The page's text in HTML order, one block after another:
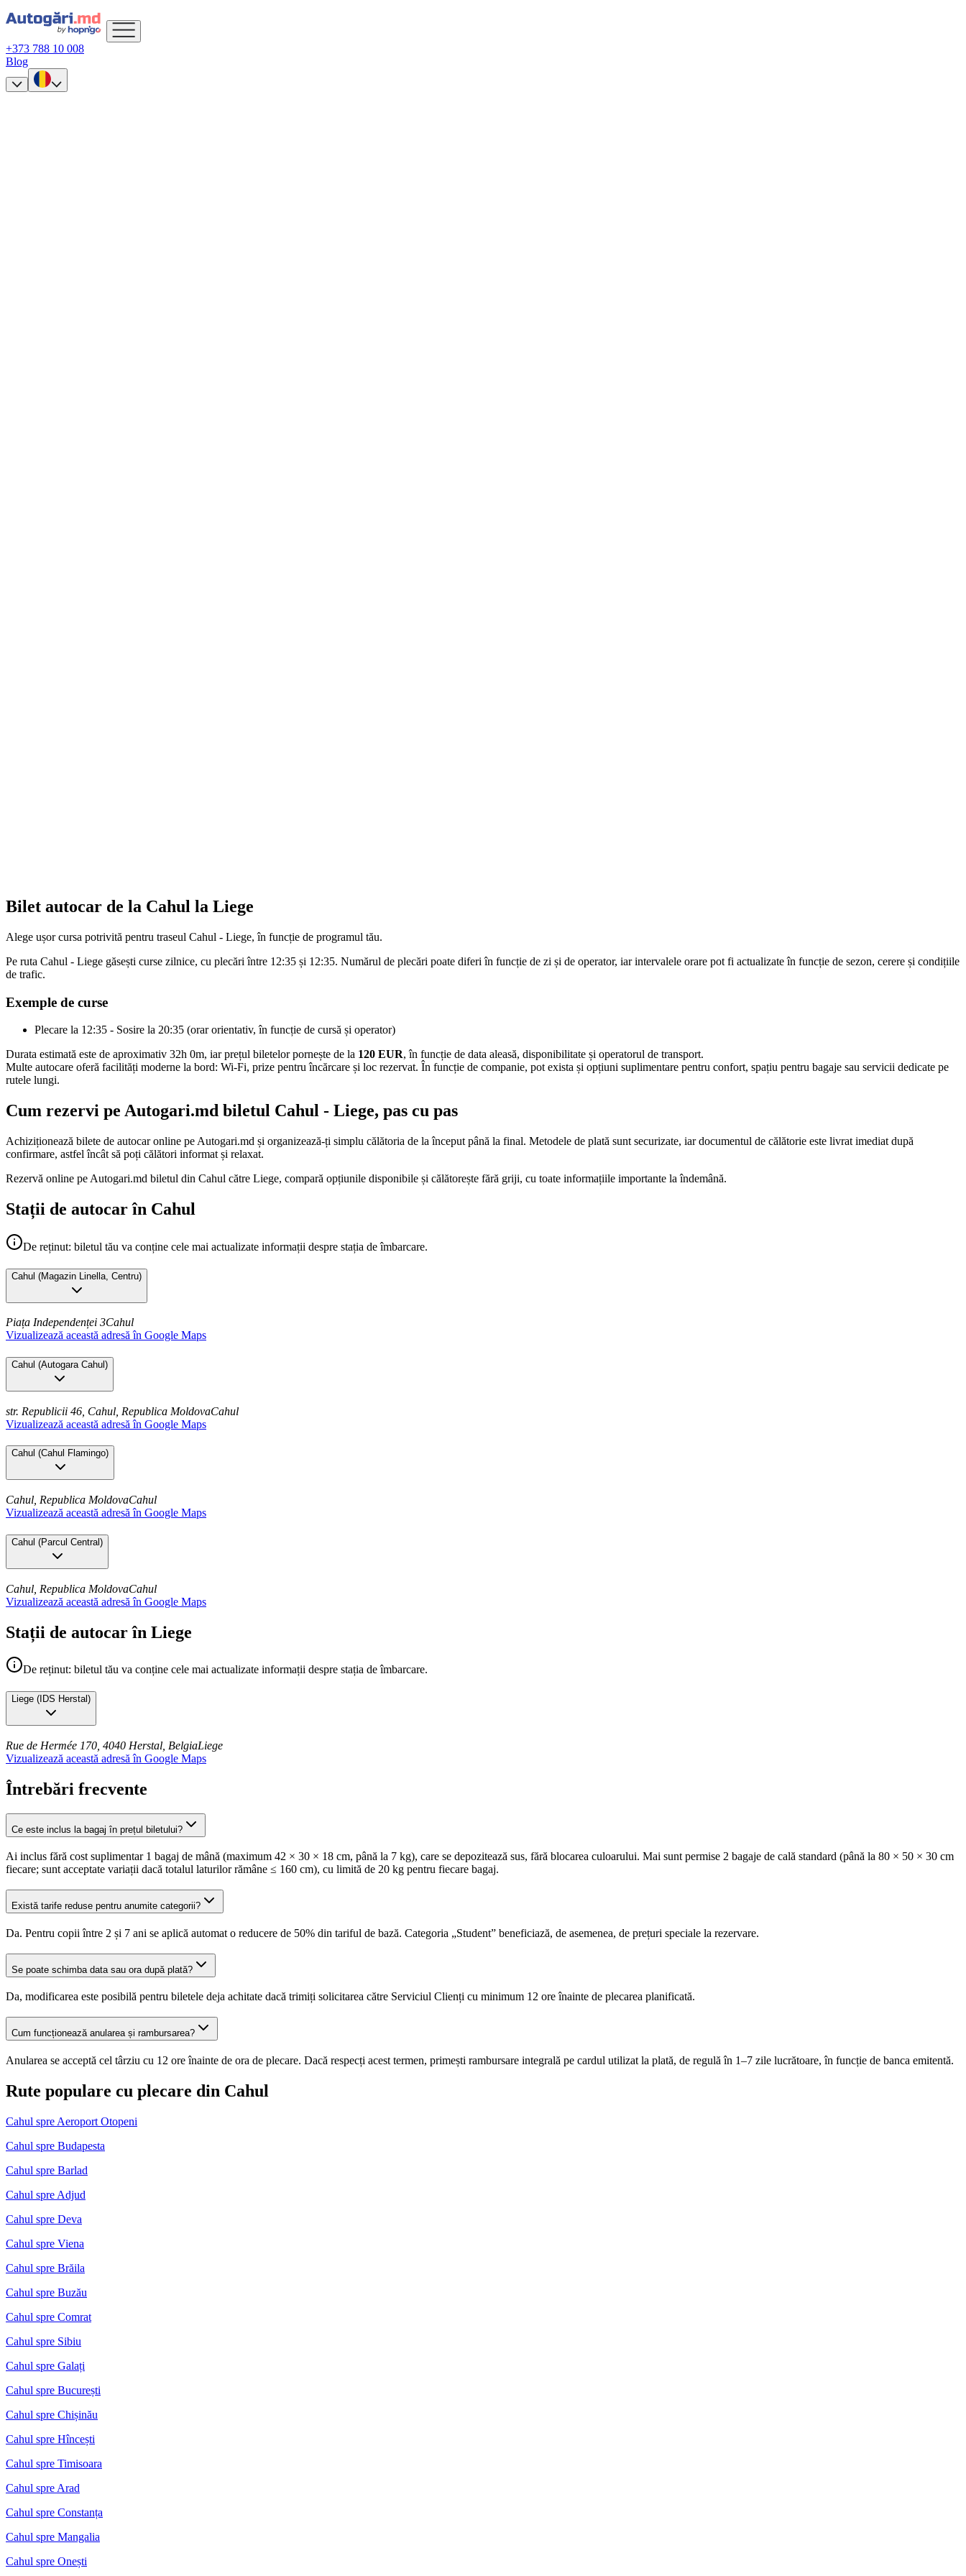
+373 788 10 008
Blog
Bilet autocar de la Cahul la Liege
Alege ușor cursa potrivită pentru traseul Cahul - Liege, în funcție de programul tău.
Pe ruta Cahul - Liege găsești curse zilnice, cu plecări între 12:35 și 12:35. Numărul de plecări poate diferi în funcție de zi și de operator, iar intervalele orare pot fi actualizate în funcție de sezon, cerere și condițiile
de trafic.
Exemple de curse
Plecare la 12:35 - Sosire la 20:35 (orar orientativ, în funcție de cursă și operator)
Durata estimată este de aproximativ 32h 0m, iar prețul biletelor pornește de la 120 EUR, în funcție de data aleasă, disponibilitate și operatorul de transport.
Multe autocare oferă facilități moderne la bord: Wi-Fi, prize pentru încărcare și loc rezervat. În funcție de companie, pot exista și opțiuni suplimentare pentru confort, spațiu pentru bagaje sau servicii dedicate pe
rutele lungi.
Cum rezervi pe Autogari.md biletul Cahul - Liege, pas cu pas
Achiziționează bilete de autocar online pe Autogari.md și organizează-ți simplu călătoria de la început până la final. Metodele de plată sunt securizate, iar documentul de călătorie este livrat imediat după
confirmare, astfel încât să poți călători informat și relaxat.
Rezervă online pe Autogari.md biletul din Cahul către Liege, compară opțiunile disponibile și călătorește fără griji, cu toate informațiile importante la îndemână.
Stații de autocar în Cahul
De reținut: biletul tău va conține cele mai actualizate informații despre stația de îmbarcare.
Cahul (Magazin Linella, Centru)
Piața Independenței 3Cahul
Vizualizează această adresă în Google Maps
Cahul (Autogara Cahul )
str. Republicii 46, Cahul, Republica MoldovaCahul
Vizualizează această adresă în Google Maps
Cahul (Cahul Flamingo)
Cahul, Republica MoldovaCahul
Vizualizează această adresă în Google Maps
Cahul (Parcul Central )
Cahul, Republica MoldovaCahul
Vizualizează această adresă în Google Maps
Stații de autocar în Liege
De reținut: biletul tău va conține cele mai actualizate informații despre stația de îmbarcare.
Liege ( IDS Herstal)
Rue de Hermée 170, 4040 Herstal, BelgiaLiege
Vizualizează această adresă în Google Maps
Întrebări frecvente
Ce este inclus la bagaj în prețul biletului?
Ai inclus fără cost suplimentar 1 bagaj de mână (maximum 42 × 30 × 18 cm, până la 7 kg), care se depozitează sus, fără blocarea culoarului. Mai sunt permise 2 bagaje de cală standard (până la 80 × 50 × 30 cm
fiecare; sunt acceptate variații dacă totalul laturilor rămâne ≤ 160 cm), cu limită de 20 kg pentru fiecare bagaj.
Există tarife reduse pentru anumite categorii?
Da. Pentru copii între 2 și 7 ani se aplică automat o reducere de 50% din tariful de bază. Categoria „Student” beneficiază, de asemenea, de prețuri speciale la rezervare.
Se poate schimba data sau ora după plată?
Da, modificarea este posibilă pentru biletele deja achitate dacă trimiți solicitarea către Serviciul Clienți cu minimum 12 ore înainte de plecarea planificată.
Cum funcționează anularea și rambursarea?
Anularea se acceptă cel târziu cu 12 ore înainte de ora de plecare. Dacă respecți acest termen, primești rambursare integrală pe cardul utilizat la plată, de regulă în 1–7 zile lucrătoare, în funcție de banca emitentă.
Rute populare cu plecare din Cahul
Cahul spre Aeroport Otopeni
Cahul spre Budapesta
Cahul spre Barlad
Cahul spre Adjud
Cahul spre Deva
Cahul spre Viena
Cahul spre Brăila
Cahul spre Buzău
Cahul spre Comrat
Cahul spre Sibiu
Cahul spre Galați
Cahul spre București
Cahul spre Chișinău
Cahul spre Hîncești
Cahul spre Timisoara
Cahul spre Arad
Cahul spre Constanța
Cahul spre Mangalia
Cahul spre Onești